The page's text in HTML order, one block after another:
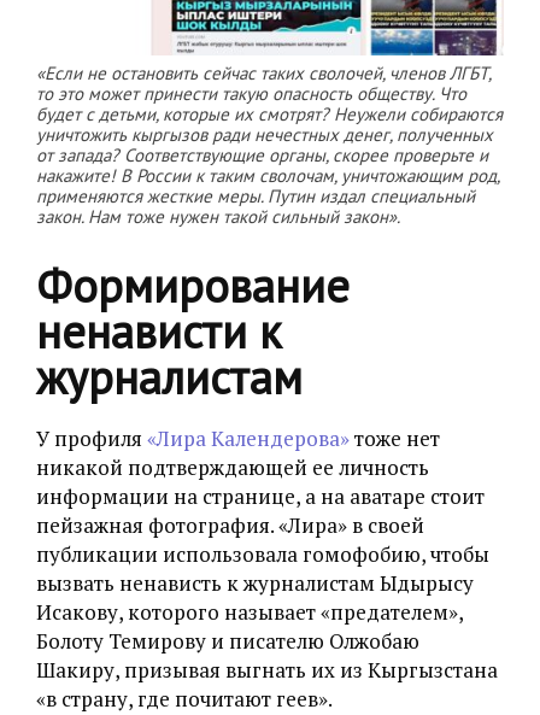
«Если не остановить сейчас таких сволочей, членов ЛГБТ,
то это может принести такую опасность обществу. Что
будет с детьми, которые их смотрят? Неужели собираются
уничтожить кыргызов ради нечестных денег, полученных
от запада? Соответствующие органы, скорее проверьте и
накажите! В России к таким сволочам, уничтожающим род,
применяются жесткие меры. Путин издал специальный
закон. Нам тоже нужен такой сильный закон».
Формирование
ненависти к
журналистам
У профиля «Лира Календерова»тоже нет
никакой подтверждающей ее личность
информации на странице, а на аватаре стоит
пейзажная фотография. «Лира» в своей
публикации использовала гомофобию, чтобы
вызвать ненависть к журналистам Ыдырысу
Исакову, которого называет «предателем»,
Болоту Темирову и писателю Олжобаю
Шакиру, призывая выгнать их из Кыргызстана
«в страну, где почитают геев».